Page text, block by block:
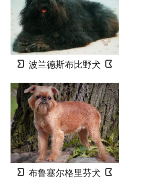
波兰德斯布比野犬
布鲁塞尔格里芬犬